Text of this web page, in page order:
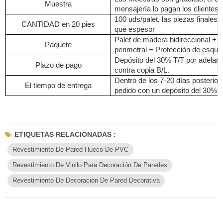
Muestra
mensajería lo pagan los clientes.
CANTIDAD en 20 pies
100 uds/palet, las piezas finales
que espesor
Paquete
Palet de madera bidireccional +
perimetral + Protección de
Plazo de pago
Depósito del 30% T/T por
contra copia B/L.
El tiempo de entrega
Dentro de los 7-20 días
pedido con un depósito del 30%.
ETIQUETAS RELACIONADAS :
Revestimiento De Pared Hueco De PVC
Revestimiento De Vinilo Para Decoración De Paredes
Revestimiento De Decoración De Pared Decorativa